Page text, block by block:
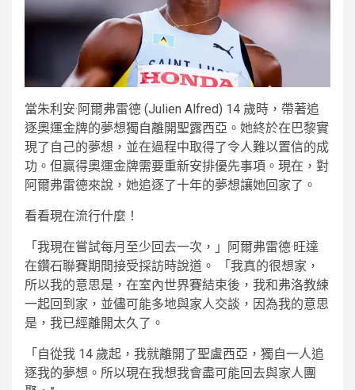
當朱利安·阿爾弗雷德 (Julien Alfred) 14 歲時，帶著追
逐奧運金牌的夢想獨自離開聖露西亞。她終於在巴黎實
現了自己的夢想，並在過程中取得了令人難以置信的成
功。但贏得奧運金牌需要重新安排優先事項。現在，對
阿爾弗雷德來說，她追逐了十年的夢想讓她回家了。
看看現在流行什麼！
「我現在嘗試每月至少回去一次，」阿爾弗雷德·旺達
在鑽石聯賽期間接受採訪時說道。 「我真的很想家，
所以我的意思是，在室內世界賽結束後，我和弗洛教練
一起回到家，並儘可能多地與家人交談，因為我的意思
是，我已經離開太久了。
「自從我 14 歲起，我就離開了聖盧西亞，獨自一人追
逐我的夢想。所以現在我想我會盡可能回去與家人團